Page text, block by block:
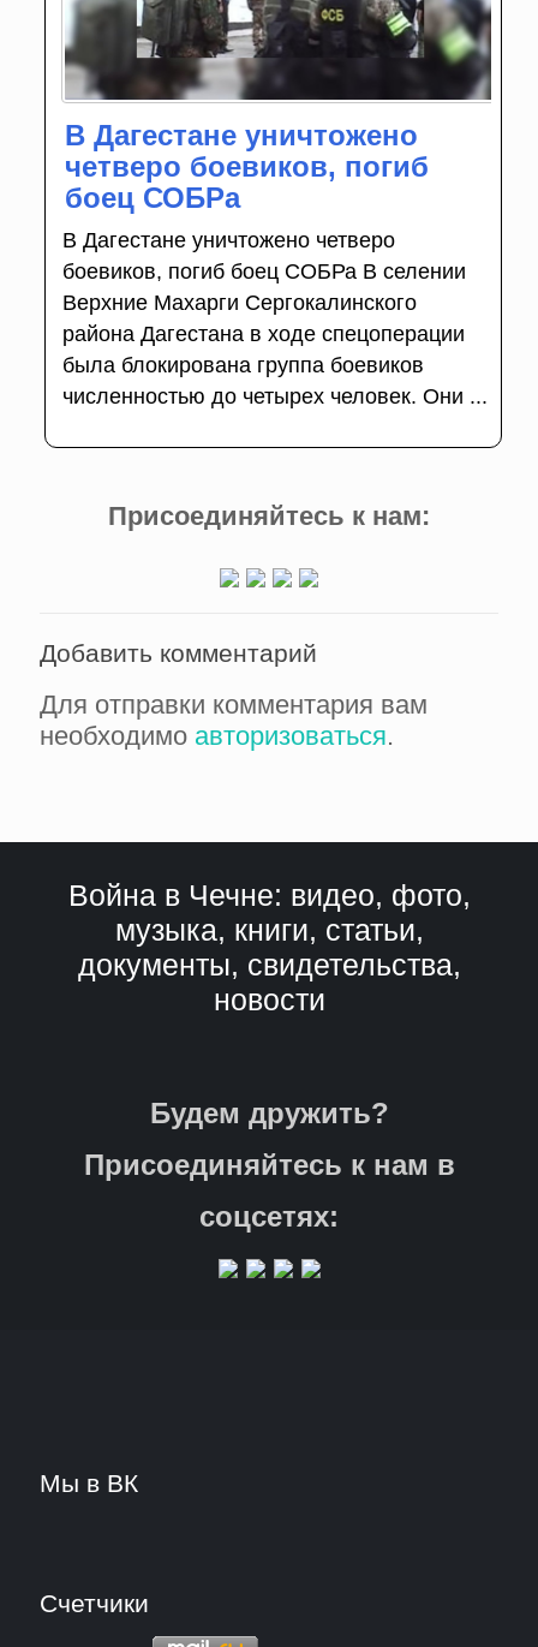
В Дагестане уничтожено
четверо боевиков, погиб
боец СОБРа
В Дагестане уничтожено четверо
боевиков, погиб боец СОБРа В селении
Верхние Махарги Сергокалинского
района Дагестана в ходе спецоперации
была блокирована группа боевиков
численностью до четырех человек. Они ...
Присоединяйтесь к нам:
Добавить комментарий
Для отправки комментария вам
необходимо авторизоваться.
Война в Чечне: видео, фото,
музыка, книги, статьи,
документы, свидетельства,
новости
Будем дружить?
Присоединяйтесь к нам в
соцсетях:
Мы в ВК
Счетчики